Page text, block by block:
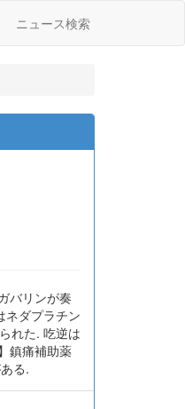
ニュース検索
バリンが奏
ネダプラチン
れた. 吃逆は
鎮痛補助薬
る.